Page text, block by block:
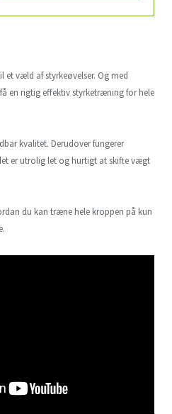
et væld af styrkeøvelser. Og med
en rigtig effektiv styrketræning for hele
kvalitet. Derudover fungerer
er utrolig let og hurtigt at skifte vægt
du kan træne hele kroppen på kun